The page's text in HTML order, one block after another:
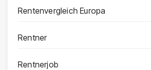
Rentenvergleich Europa
Rentner
Rentnerjob